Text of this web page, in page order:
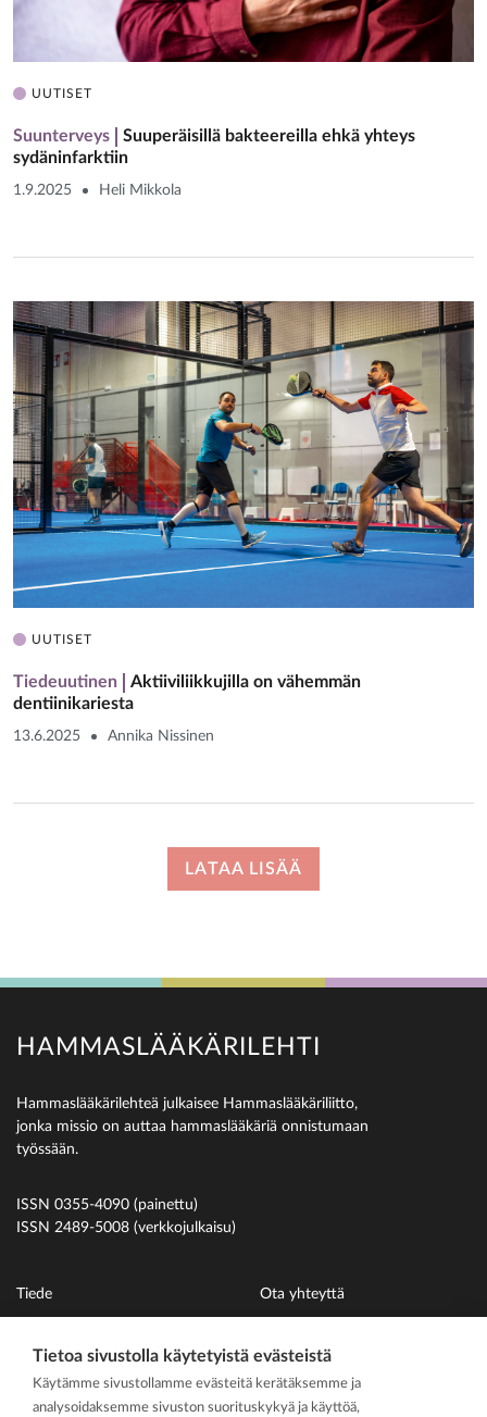
UUTISET
Suunterveys
Suuperäisillä bakteereilla ehkä yhteys
sydäninfarktiin
1.9.2025 Heli Mikkola
UUTISET
Tiedeuutinen
Aktiiviliikkujilla on vähemmän
dentiinikariesta
13.6.2025 Annika Nissinen
LATAA LISÄÄ
HAMMASLÄÄKÄRILEHTI
Hammaslääkärilehteä julkaisee Hammaslääkäriliitto,
jonka missio on auttaa hammaslääkäriä onnistumaan
työssään.
ISSN 0355-4090 (painettu)
ISSN 2489-5008 (verkkojulkaisu)
Tiede
Ihmiset
På svenska
Ota yhteyttä
Tietoa sivustolla käytetyistä evästeistä
Käytämme sivustollamme evästeitä kerätäksemme ja
analysoidaksemme sivuston suorituskykyä ja käyttöä,